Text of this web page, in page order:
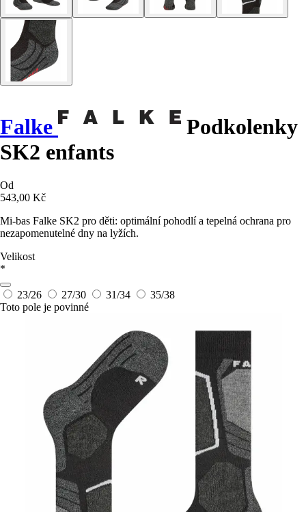
Falke
Podkolenky
SK2 enfants
Od
543,00 Kč
Mi-bas Falke SK2 pro děti: optimální pohodlí a tepelná ochrana pro
nezapomenutelné dny na lyžích.
Velikost
*
23/26 27/30 31/34
35/38
Toto pole je povinné